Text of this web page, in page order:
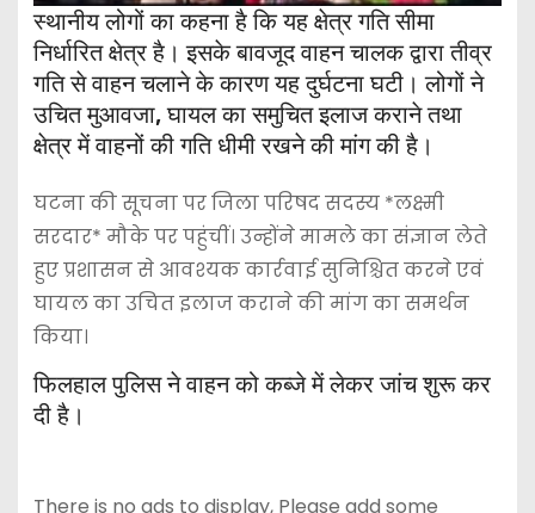
स्थानीय लोगों का कहना है कि यह क्षेत्र गति सीमा
निर्धारित क्षेत्र है। इसके बावजूद वाहन चालक द्वारा तीव्र
गति से वाहन चलाने के कारण यह दुर्घटना घटी। लोगों ने
उचित मुआवजा, घायल का समुचित इलाज कराने तथा
क्षेत्र में वाहनों की गति धीमी रखने की मांग की है।
घटना की सूचना पर जिला परिषद सदस्य *लक्ष्मी
सरदार* मौके पर पहुंचीं। उन्होंने मामले का संज्ञान लेते
हुए प्रशासन से आवश्यक कार्रवाई सुनिश्चित करने एवं
घायल का उचित इलाज कराने की मांग का समर्थन
किया।
फिलहाल पुलिस ने वाहन को कब्जे में लेकर जांच शुरू कर
दी है।
There is no ads to display, Please add some